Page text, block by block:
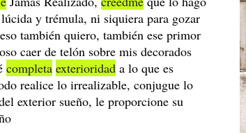
lúcida y trémula, ni siquiera para gozar
también quiero, también ese primor
caer de telón sobre mis decorados
completa exterioridad a lo que es
realice lo irrealizable, conjugue lo
exterior sueño, le proporcione su